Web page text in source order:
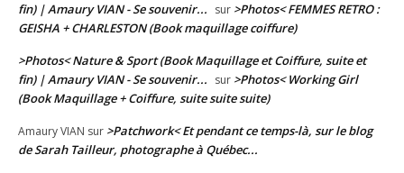
fin) | Amaury VIAN - Se souvenir... sur >Photos< FEMMES RETRO :
GEISHA + CHARLESTON (Book maquillage coiffure)
>Photos< Nature & Sport (Book Maquillage et Coiffure, suite et
fin) | Amaury VIAN - Se souvenir... sur >Photos< Working Girl
(Book Maquillage + Coiffure, suite suite suite)
Amaury VIAN sur >Patchwork< Et pendant ce temps-là, sur le blog
de Sarah Tailleur, photographe à Québec...